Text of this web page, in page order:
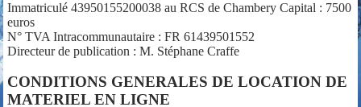
Immatriculé 43950155200038 au RCS de Chambery Capital : 7500
euros
N° TVA Intracommunautaire : FR 61439501552
Directeur de publication : M. Stéphane Craffe
CONDITIONS GENERALES DE LOCATION DE
MATERIEL EN LIGNE